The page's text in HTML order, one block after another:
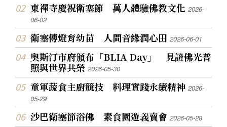
東禪寺慶祝衛塞節 萬人體驗佛教文化2026-
06-02
衛塞傳燈育幼苗 人間音緣潤心田2026-06-01
奧斯汀市府頒布「BLIA Day」 見證佛光普
照與世界共榮2026-05-30
童軍蔬食主廚競技 料理實踐永續精神2026-
05-29
沙巴衛塞節浴佛 素食園遊義賣會2026-05-28